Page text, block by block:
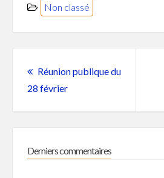
Non classé
Post
navigation
Réunion publique du
28 févrierPrevious
Derniers commentaires